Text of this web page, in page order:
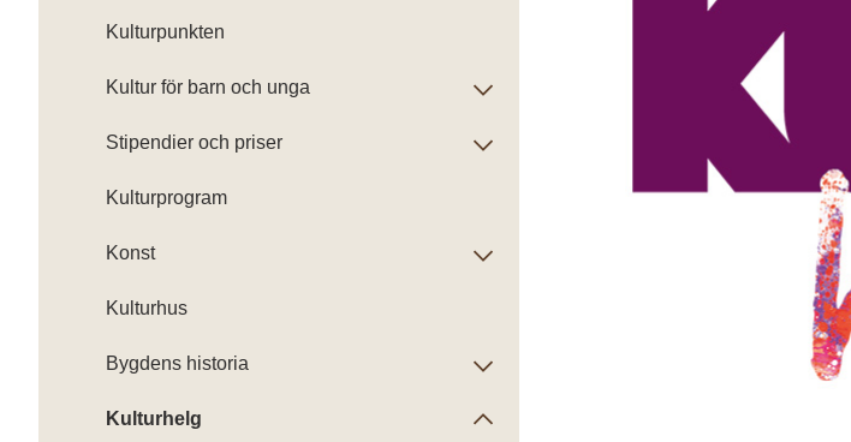
Kulturpunkten
Kultur för barn och unga
Stipendier och priser
Kulturprogram
Konst
Kulturhus
Bygdens historia
Kulturhelg